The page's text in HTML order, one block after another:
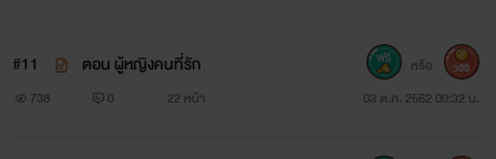
#11 ตอน ผู้หญิงคนที่รัก
738 0 22 หน้า 03 ต.ค. 2562 00:32 น.
หรือ 300